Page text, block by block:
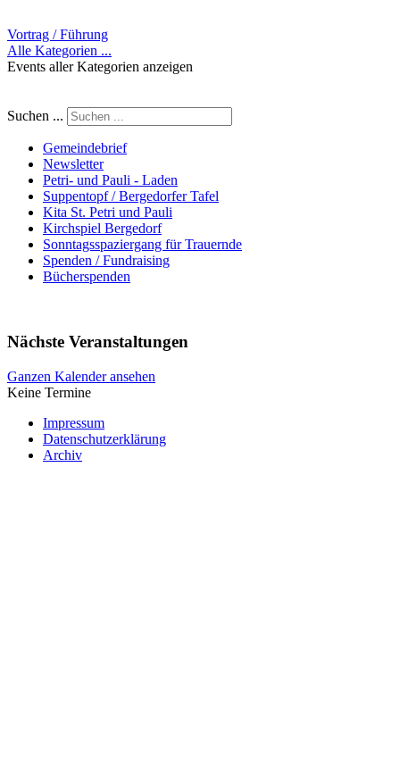
Vortrag / Führung
Alle Kategorien ...
Events aller Kategorien anzeigen
Suchen ...
Gemeindebrief
Newsletter
Petri- und Pauli - Laden
Suppentopf / Bergedorfer Tafel
Kita St. Petri und Pauli
Kirchspiel Bergedorf
Sonntagsspaziergang für Trauernde
Spenden / Fundraising
Bücherspenden
Nächste Veranstaltungen
Ganzen Kalender ansehen
Keine Termine
Impressum
Datenschutzerklärung
Archiv